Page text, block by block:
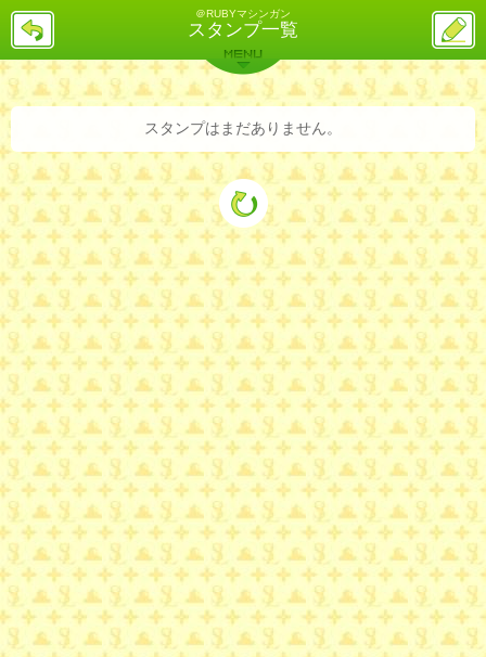
＠RUBYマシンガン
スタンプ一覧
戻
ス
投
稿
バックナンバー 詳細検索 ランキング
MENU
スタンプはまだありません。